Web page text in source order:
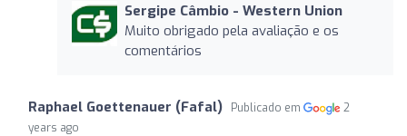
Sergipe Câmbio - Western Union
Muito obrigado pela avaliação e os
comentários
Raphael Goettenauer (Fafal) Publicado em
2
years ago